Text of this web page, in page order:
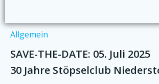
Allgemein
SAVE-THE-DATE: 05. Juli 2025
30 Jahre Stöpselclub